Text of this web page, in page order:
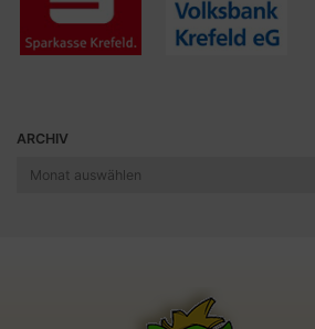
ARCHIV
Archiv